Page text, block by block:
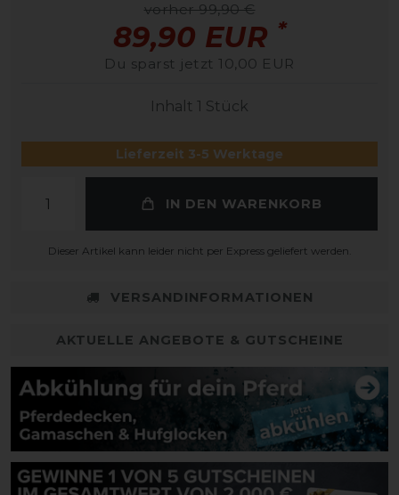
vorher 99,90 €
89,90 EUR *
Du sparst jetzt 10,00 EUR
Inhalt 1 Stück
Lieferzeit 3-5 Werktage
IN DEN WARENKORB
Dieser Artikel kann leider nicht per Express geliefert werden.
VERSANDINFORMATIONEN
AKTUELLE ANGEBOTE & GUTSCHEINE